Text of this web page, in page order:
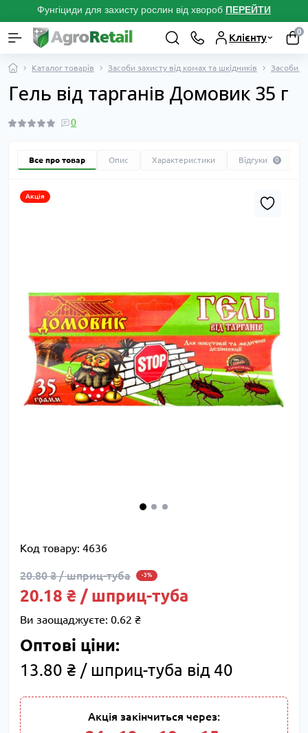
Фунгіциди для захисту рослин від хвороб ПЕРЕЙТИ
Клієнту
0
Каталог товарів Засоби захисту від комах та шкідників Засоби
Гель від тарганів Домовик 35 г
0
Все про товар Опис Характеристики Відгуки 0
Акція
Код товару: 4636
20.80 ₴ / шприц-туба -3%
20.18 ₴ / шприц-туба
Ви заощаджуєте: 0.62 ₴
Оптові ціни:
13.80 ₴ / шприц-туба від 40
Акція закінчиться через: